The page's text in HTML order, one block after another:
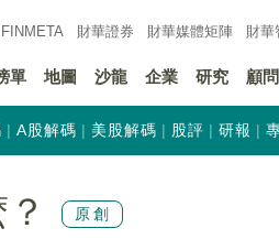
FINMETA 財華證券 財華媒體矩陣 財華
單 地圖 沙龍 企業 研究 顧問
A股解碼 美股解碼 股評 研報
原創